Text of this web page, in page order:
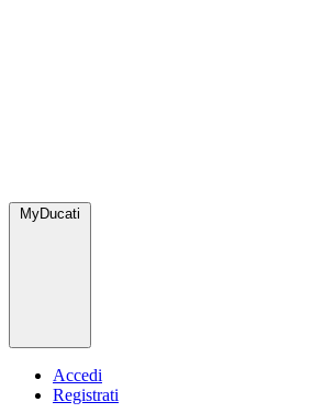
MyDucati
Accedi
Registrati